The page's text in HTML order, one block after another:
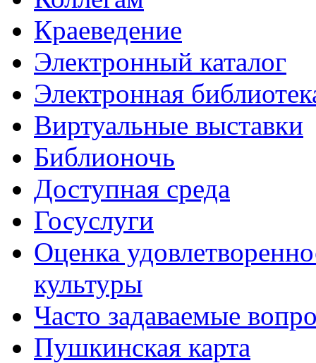
Краеведение
Электронный каталог
Электронная
Виртуальные выставки
Библионочь
Доступная среда
Госуслуги
Оценка
культуры
Часто задаваемые
Пушкинская карта